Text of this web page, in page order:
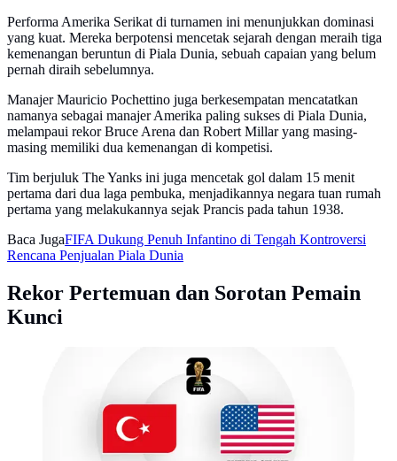
Performa Amerika Serikat di turnamen ini menunjukkan dominasi
yang kuat. Mereka berpotensi mencetak sejarah dengan meraih tiga
kemenangan beruntun di Piala Dunia, sebuah capaian yang belum
pernah diraih sebelumnya.
Manajer Mauricio Pochettino juga berkesempatan mencatatkan
namanya sebagai manajer Amerika paling sukses di Piala Dunia,
melampaui rekor Bruce Arena dan Robert Millar yang masing-
masing memiliki dua kemenangan di kompetisi.
Tim berjuluk The Yanks ini juga mencetak gol dalam 15 menit
pertama dari dua laga pembuka, menjadikannya negara tuan rumah
pertama yang melakukannya sejak Prancis pada tahun 1938.
Baca JugaFIFA Dukung Penuh Infantino di Tengah Kontroversi
Rencana Penjualan Piala Dunia
Rekor Pertemuan dan Sorotan Pemain
Kunci